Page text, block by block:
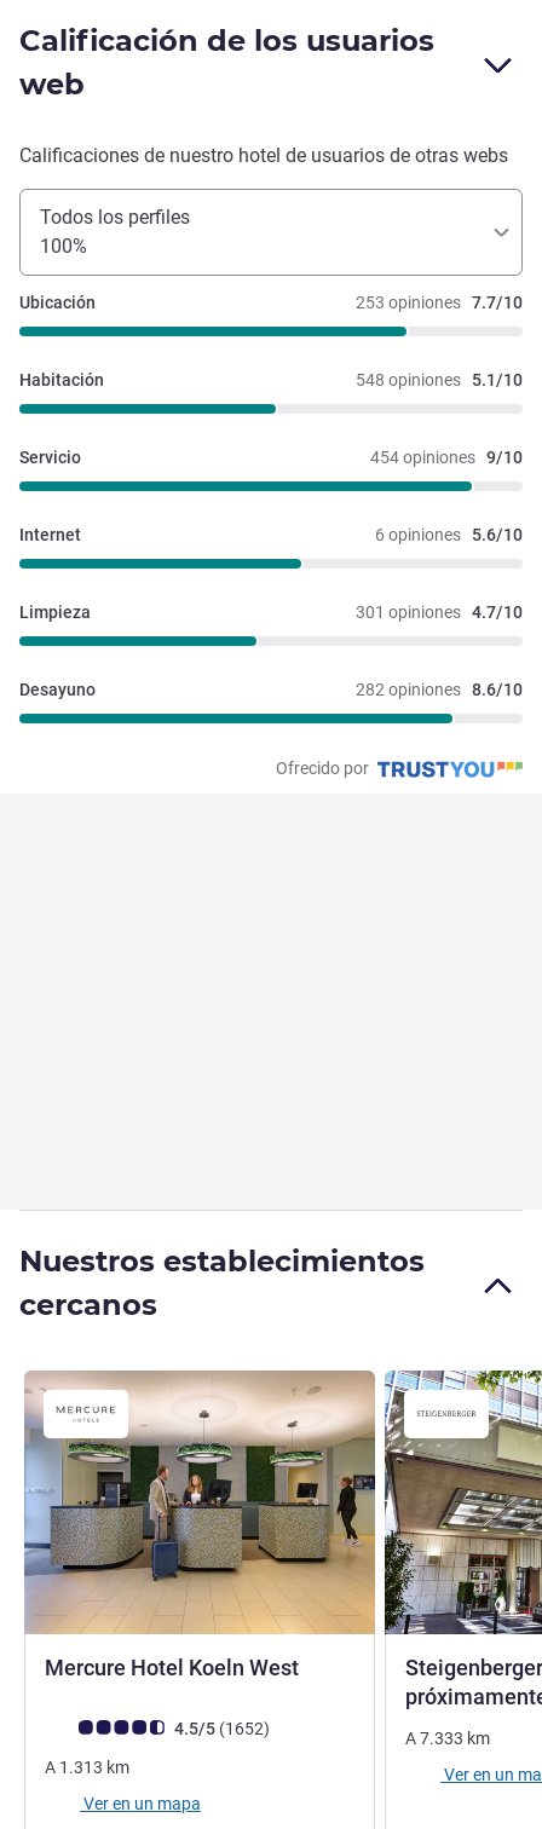
Calificación de los usuarios
web
Calificaciones de nuestro hotel de usuarios de otras webs
Todos los perfiles
100%
253 opiniones 7.7/10
Ubicación
548 opiniones 5.1/10
Habitación
454 opiniones 9/10
Servicio
6 opiniones 5.6/10
Internet
301 opiniones 4.7/10
Limpieza
282 opiniones 8.6/10
Desayuno
Ofrecido por
Nuestros establecimientos
cercanos
Mercure Hotel Koeln West4 estrellas
Nota de clientes de Avis (Clasificación de ALL)
4.5/5 (1652opiniones
)
A 1.313 km
Ver en un mapa
A7.333 km
Ver en un